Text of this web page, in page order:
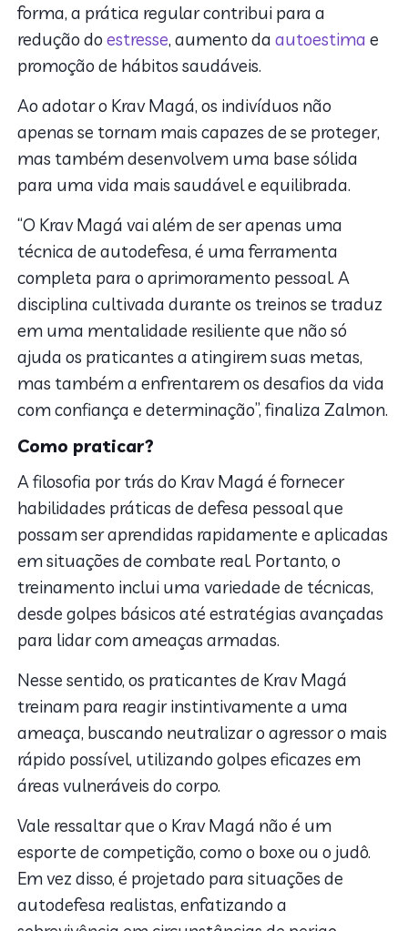
forma, a prática regular contribui para a
redução doestresse, aumento daautoestima e
promoção de hábitos saudáveis.
Ao adotar o Krav Magá, os indivíduos não
apenas se tornam mais capazes de se proteger,
mas também desenvolvem uma base sólida
para uma vida mais saudável e equilibrada.
“O Krav Magá vai além de ser apenas uma
técnica de autodefesa, é uma ferramenta
completa para o aprimoramento pessoal. A
disciplina cultivada durante os treinos se traduz
em uma mentalidade resiliente que não só
ajuda os praticantes a atingirem suas metas,
mas também a enfrentarem os desafios da vida
com confiança e determinação”, finaliza Zalmon.
Como praticar?
A filosofia por trás do Krav Magá é fornecer
habilidades práticas de defesa pessoal que
possam ser aprendidas rapidamente e aplicadas
em situações de combate real. Portanto, o
treinamento inclui uma variedade de técnicas,
desde golpes básicos até estratégias avançadas
para lidar com ameaças armadas.
Nesse sentido, os praticantes de Krav Magá
treinam para reagir instintivamente a uma
ameaça, buscando neutralizar o agressor o mais
rápido possível, utilizando golpes eficazes em
áreas vulneráveis do corpo.
Vale ressaltar que o Krav Magá não é um
esporte de competição, como o boxe ou o judô.
Em vez disso, é projetado para situações de
autodefesa realistas, enfatizando a